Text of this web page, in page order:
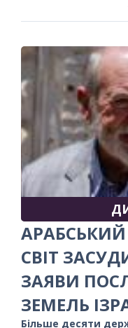
СВІТ
ЗАЯВИ
ЗЕМЕЛЬ
Більше десяти